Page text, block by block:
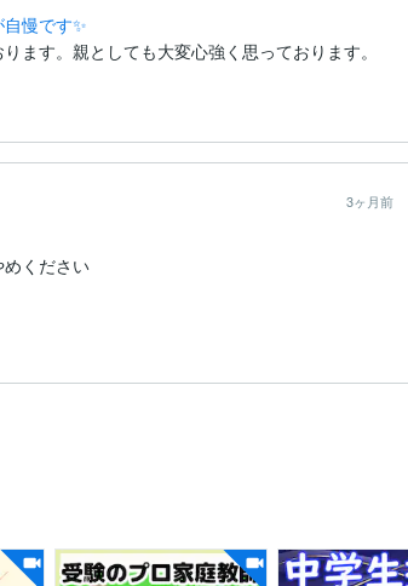
慢です✨
ます。親としても大変心強く思っております。
3ヶ月前
ください